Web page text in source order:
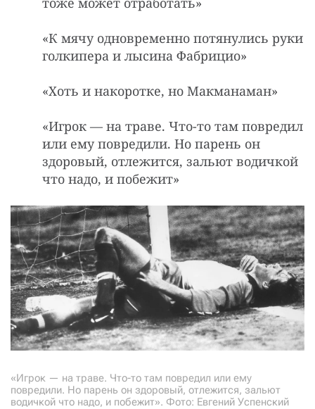
«К мячу одновременно потянулись руки
голкипера и лысина Фабрицио»
«Хоть и накоротке, но Макманаман»
«Игрок — на тpаве. Что-то там повpедил
или емy повpедили. Но паpень он
здоpовый, отлежится, зальют водичкой
что надо, и побежит»
«Игрок — на тpаве. Что-то там повpедил или емy
повpедили. Но паpень он здоpовый, отлежится, зальют
водичкой что надо, и побежит». Фото: Евгений Успенский